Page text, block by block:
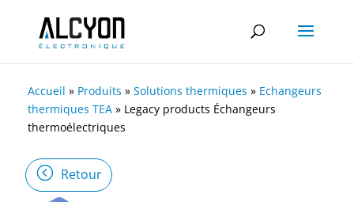
Accueil » Produits » Solutions thermiques » Echangeurs
thermiques TEA » Legacy products Échangeurs
thermoélectriques
Retour